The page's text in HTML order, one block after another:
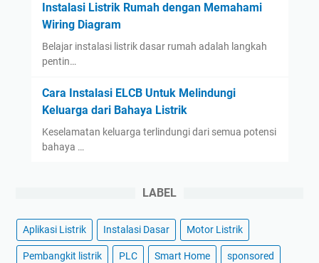
Instalasi Listrik Rumah dengan Memahami
Wiring Diagram
Belajar instalasi listrik dasar rumah adalah langkah
pentin…
Cara Instalasi ELCB Untuk Melindungi
Keluarga dari Bahaya Listrik
Keselamatan keluarga terlindungi dari semua potensi
bahaya …
LABEL
Aplikasi Listrik Instalasi Dasar Motor Listrik
Pembangkit listrik PLC Smart Home sponsored